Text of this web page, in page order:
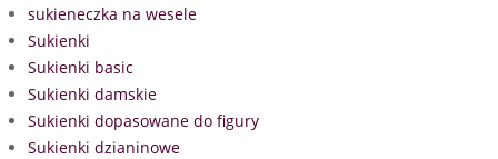
sukieneczka na wesele
Sukienki
Sukienki basic
Sukienki damskie
Sukienki dopasowane do figury
Sukienki dzianinowe